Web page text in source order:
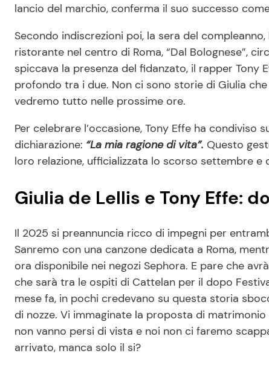
lancio del marchio, conferma il suo successo
Secondo indiscrezioni poi, la sera del
ristorante nel centro di Roma, “Dal Bolognese”,
spiccava la presenza del fidanzato, il rapper Tony
profondo tra i due. Non ci sono storie di Giulia
vedremo tutto nelle prossime ore.
Per celebrare l’occasione, Tony Effe ha
dichiarazione: “La mia ragione di vita”. Questo
loro relazione, ufficializzata lo scorso settembre
Giulia de Lellis e Tony Effe:
Il 2025 si preannuncia ricco di impegni per
Sanremo con una canzone dedicata a Roma,
ora disponibile nei negozi Sephora. E pare che
che sarà tra le ospiti di Cattelan per il dopo
mese fa, in pochi credevano su questa storia
di nozze. Vi immaginate la proposta di matrimonio
non vanno persi di vista e noi non ci faremo
arrivato, manca solo il si?